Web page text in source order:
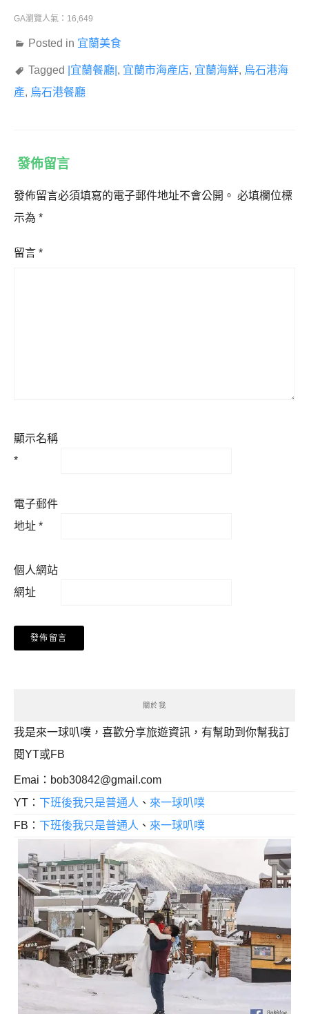
GA瀏覽人氣：16,649
Posted in 宜蘭美食
Tagged |宜蘭餐廳| , 宜蘭市海產店, 宜蘭海鮮, 烏石港海
產, 烏石港餐廳
發佈留言
發佈留言必須填寫的電子郵件地址不會公開。 必填欄位標
示為 *
留言 *
顯示名稱
*
電子郵件
地址 *
個人網站
網址
關於我
我是來一球叭噗，喜歡分享旅遊資訊，有幫助到你幫我訂
閱YT或FB
Emai： bob30842@gmail.com
YT： 下班後我只是普通人 、 來一球叭噗
FB： 下班後我只是普通人 、 來一球叭噗